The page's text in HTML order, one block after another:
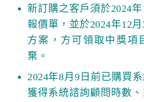
新訂購之客戶須於2024
報價單，並於2024年12
方案，方可領取中獎項
棄。
2024年8月9日前已購買
獲得系統諮詢顧問時數